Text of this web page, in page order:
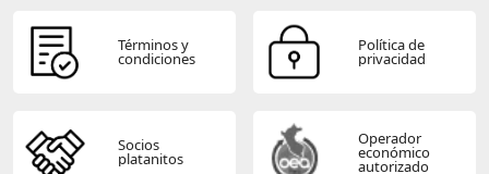
Términos y
condiciones
Política de
privacidad
Socios
platanitos
Operador
económico
autorizado